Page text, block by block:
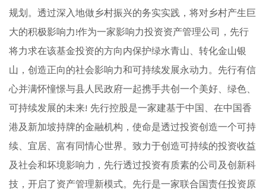
规划。透过深入地做乡村振兴的务实实践，将对乡村产生巨
大的积极影响力!作为一家影响力投资资产管理公司，先行
将力求在该基金投资的方向内保护绿水青山、转化金山银
山，创造正向的社会影响力和可持续发展永动力。先行有信
心并满怀憧憬与县人民政府一起携手共创一个美好、绿色、
可持续发展的未来! 先行控股是一家建基于中国、在中国香
港及新加坡持牌的金融机构，使命是透过投资创造一个可持
续、宜居、富有同情心世界。致力于创造可持续的投资收益
及社会和坏境影响力，先行透过投资有质素的公司及创新科
技，开启了资产管理新模式。先行是一家联合国责任投资原